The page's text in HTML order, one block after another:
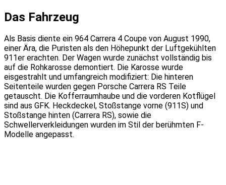
Das Fahrzeug
Als Basis diente ein 964 Carrera 4 Coupe von August 1990,
einer Ära, die Puristen als den Höhepunkt der Luftgekühlten
911er erachten. Der Wagen wurde zunächst vollständig bis
auf die Rohkarosse demontiert. Die Karosse wurde
eisgestrahlt und umfangreich modifiziert: Die hinteren
Seitenteile wurden gegen Porsche Carrera RS Teile
getauscht. Die Kofferraumhaube und die vorderen Kotflügel
sind aus GFK. Heckdeckel, Stoßstange vorne (911S) und
Stoßstange hinten (Carrera RS), sowie die
Schwellerverkleidungen wurden im Stil der berühmten F-
Modelle angepasst.